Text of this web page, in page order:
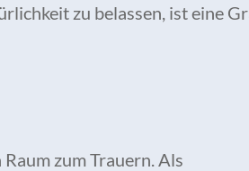
zu belassen, ist eine
zum Trauern. Als